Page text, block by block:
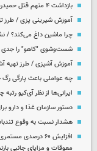
بازداشت ۴ متهم قتل حمیدرضا رجب‌زاده
آموزش شیرینی پزی / طرز
چرا ماشین داغ می‌کند؟ /
شست‌وشوی "کاهو" را جدی
آموزش آشپزی / طرز تهیه
چه عواملی باعث پارگی
ایرانی‌ها از نظر آی‌کیو رتبه
دستور سازمان غذا و دارو برای جمع‌آوری
هشدار نسبت به وقوع
معوقات و مزایای جانبی